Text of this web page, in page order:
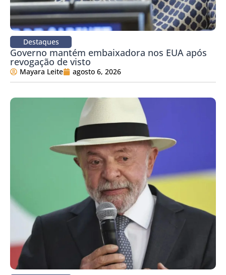
Destaques
Governo mantém embaixadora nos EUA após
revogação de visto
Mayara Leite agosto 6, 2026